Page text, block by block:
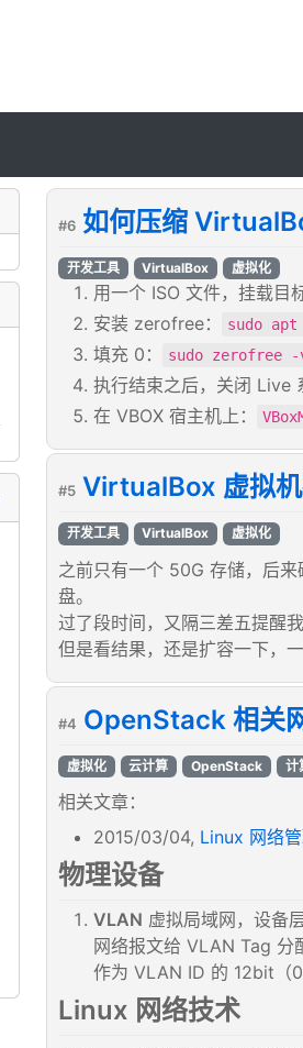
#6 如何压缩
开发工具 VirtualBox 虚拟化
用一个 ISO 文件，挂载目
安装 zerofree：
sudo
填充 0： sudo zerofree -
执行结束之后，关闭 Live
在 VBOX 宿主机上：
#5 VirtualBox 虚拟
开发工具 VirtualBox 虚拟化
之前只有一个 50G 存储，后
盘。
过了段时间，又隔三差五提醒
但是看结果，还是扩容一下，一
#4 OpenStack 相关
虚拟化 云计算 OpenStack 计
相关文章：
2015/03/04, Linux 网络
物理设备
VLAN 虚拟局域网，设备
网络报文给 VLAN Tag 分
作为 VLAN ID 的 12bit（
Linux 网络技术